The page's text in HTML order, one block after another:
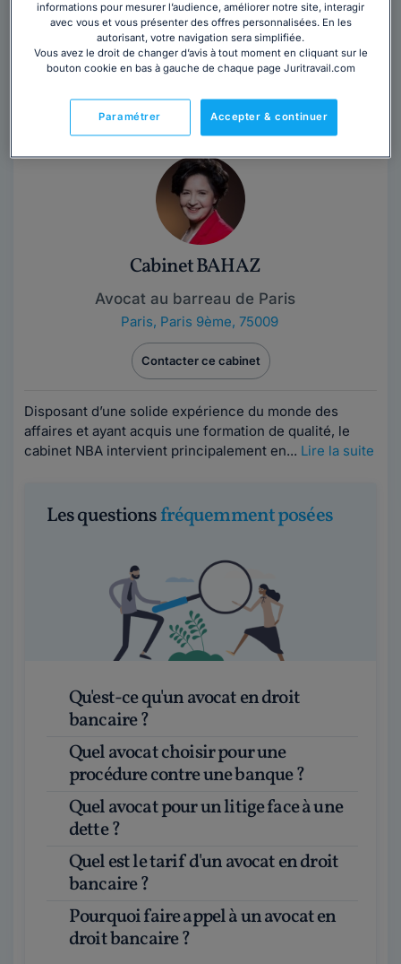
Contacter ce cabinet
Maître Marc POTIER est avocat au Barreau de Meaux,
immobilier, droit pénal, droit...Lire la suite
Cabinet BAHAZ
Avocat au barreau de Paris
Paris, Paris 9ème, 75009
Contacter ce cabinet
Disposant d’une solide expérience du monde des
affaires et ayant acquis une formation de qualité, le
cabinet NBA intervient principalement en... Lire la suite
Les questionsfréquemment posées
Qu'est-ce qu'un avocat en droit
bancaire ?
Quel avocat choisir pour une
procédure contre une banque ?
Quel avocat pour un litige face à une
dette ?
Quel est le tarif d'un avocat en droit
bancaire ?
Pourquoi faire appel à un avocat en
droit bancaire ?
informations pour mesurer l’audience, améliorer notre site, interagir
avec vous et vous présenter des offres personnalisées. En les
autorisant, votre navigation sera simplifiée.
Vous avez le droit de changer d’avis à tout moment en cliquant sur le
bouton cookie en bas à gauche de chaque page Juritravail.com
Accepter & continuer
Paramétrer